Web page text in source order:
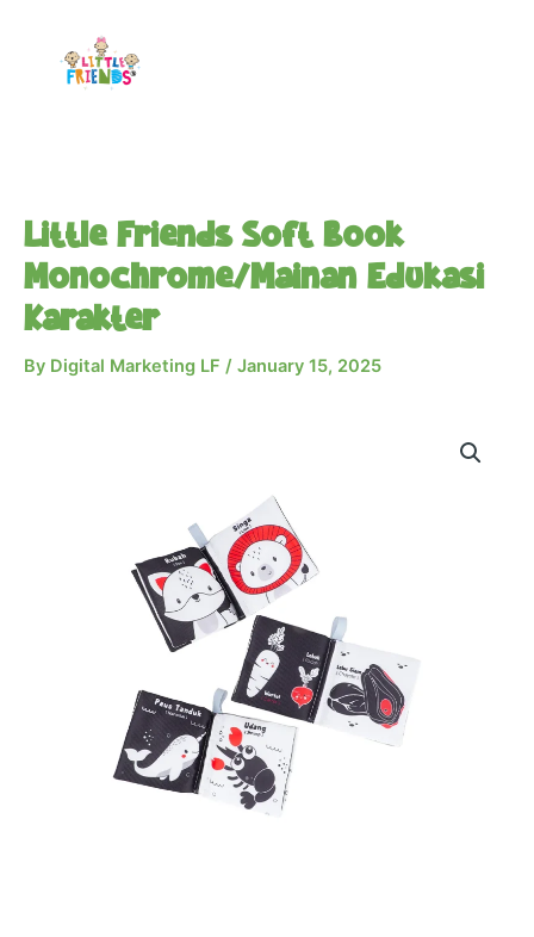
content
Little Friends Soft Book
Monochrome/Mainan Edukasi
Karakter
By Digital Marketing LF / January 15, 2025